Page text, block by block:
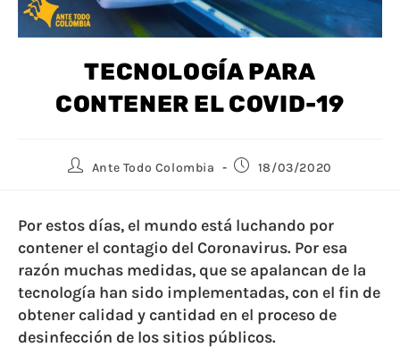
TECNOLOGÍA PARA
CONTENER EL COVID-19
Ante Todo Colombia 18/03/2020
Por estos días, el mundo está luchando por
contener el contagio del Coronavirus. Por esa
razón muchas medidas, que se apalancan de la
tecnología han sido implementadas, con el fin de
obtener calidad y cantidad en el proceso de
desinfección de los sitios públicos.